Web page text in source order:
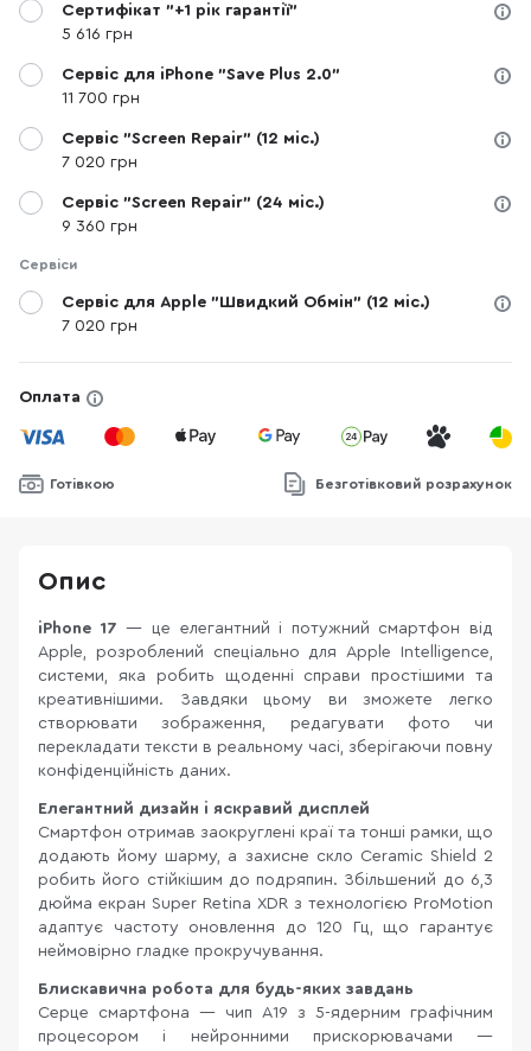
Сертифікат "+1 рік гарантії"
5 616 грн
Сервіс для iPhone "Save Plus 2.0"
11 700 грн
Сервіс "Screen Repair" (12 міс.)
7 020 грн
Сервіс "Screen Repair" (24 міс.)
9 360 грн
Сервіси
Сервіс для Apple "Швидкий Обмін" (12 міс.)
7 020 грн
Оплата
Готівкою Безготівковий розрахунок
Опис
iPhone 17 — це елегантний і потужний смартфон від
Apple, розроблений спеціально для Apple Intelligence,
системи, яка робить щоденні справи простішими та
креативнішими. Завдяки цьому ви зможете легко
створювати зображення, редагувати фото чи
перекладати тексти в реальному часі, зберігаючи повну
конфіденційність даних.
Елегантний дизайн і яскравий дисплей
Смартфон отримав заокруглені краї та тонші рамки, що
додають йому шарму, а захисне скло Ceramic Shield 2
робить його стійкішим до подряпин. Збільшений до 6,3
дюйма екран Super Retina XDR з технологією ProMotion
адаптує частоту оновлення до 120 Гц, що гарантує
неймовірно гладке прокручування.
Блискавична робота для будь-яких завдань
Серце смартфона — чип A19 з 5-ядерним графічним
процесором і нейронними прискорювачами —